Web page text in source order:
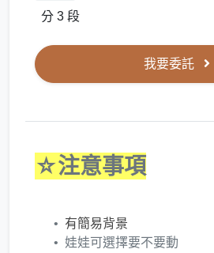
分 3 段
我要委託
☆注意事項
有簡易背景
娃娃可選擇要不要動